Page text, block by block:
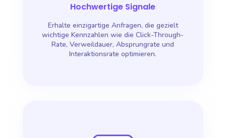
Hochwertige Signale
Erhalte einzigartige Anfragen, die gezielt
wichtige Kennzahlen wie die Click-Through-
Rate, Verweildauer, Absprungrate und
Interaktionsrate optimieren.